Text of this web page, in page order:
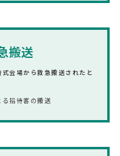
搬送
会場から救急搬送されたと
招待客の搬送